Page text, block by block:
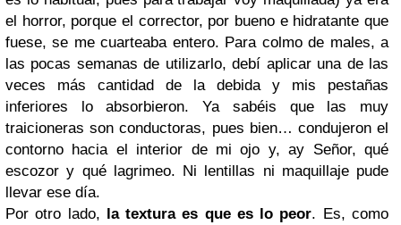
el horror, porque el corrector, por bueno e hidratante que
fuese, se me cuarteaba entero. Para colmo de males, a
las pocas semanas de utilizarlo, debí aplicar una de las
veces más cantidad de la debida y mis pestañas
inferiores lo absorbieron. Ya sabéis que las muy
traicioneras son conductoras, pues bien… condujeron el
contorno hacia el interior de mi ojo y, ay Señor, qué
escozor y qué lagrimeo. Ni lentillas ni maquillaje pude
llevar ese día.
Por otro lado, la textura es que es lo peor. Es, como